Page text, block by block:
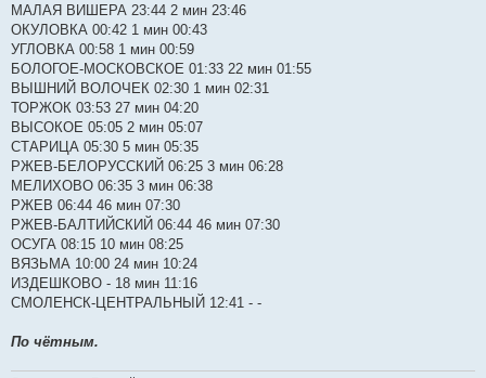
МАЛАЯ ВИШЕРА 23:44 2 мин 23:46
ОКУЛОВКА 00:42 1 мин 00:43
УГЛОВКА 00:58 1 мин 00:59
БОЛОГОЕ-МОСКОВСКОЕ 01:33 22 мин 01:55
ВЫШНИЙ ВОЛОЧЕК 02:30 1 мин 02:31
ТОРЖОК 03:53 27 мин 04:20
ВЫСОКОЕ 05:05 2 мин 05:07
СТАРИЦА 05:30 5 мин 05:35
РЖЕВ-БЕЛОРУССКИЙ 06:25 3 мин 06:28
МЕЛИХОВО 06:35 3 мин 06:38
РЖЕВ 06:44 46 мин 07:30
РЖЕВ-БАЛТИЙСКИЙ 06:44 46 мин 07:30
ОСУГА 08:15 10 мин 08:25
ВЯЗЬМА 10:00 24 мин 10:24
ИЗДЕШКОВО - 18 мин 11:16
СМОЛЕНСК-ЦЕНТРАЛЬНЫЙ 12:41 - -
По чётным.